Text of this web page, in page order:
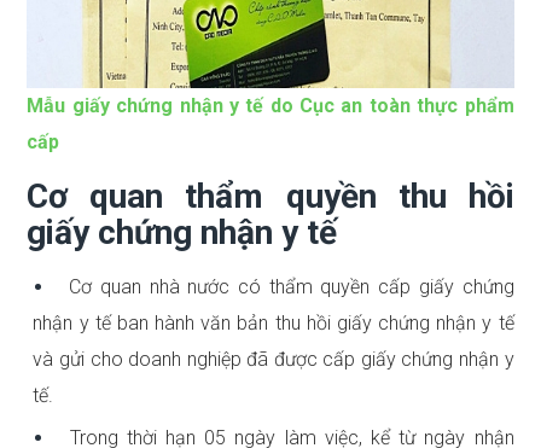
Mẫu giấy chứng nhận y tế do Cục an toàn thực phẩm
cấp
Cơ quan thẩm quyền thu hồi
giấy chứng nhận y tế
Cơ quan nhà nước có thẩm quyền cấp giấy chứng
nhận y tế ban hành văn bản thu hồi giấy chứng nhận y tế
và gửi cho doanh nghiệp đã được cấp giấy chứng nhận y
tế.
Trong thời hạn 05 ngày làm việc, kể từ ngày nhận